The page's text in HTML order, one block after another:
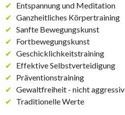
✔ Entspannung und Meditation
✔ Ganzheitliches Körpertraining
✔ Sanfte Bewegungskunst
✔ Fortbewegungskunst
✔ Geschicklichkeitstraining
✔ Effektive Selbstverteidigung
✔ Präventionstraining
✔ Gewaltfreiheit - nicht aggressiv
✔ Traditionelle Werte